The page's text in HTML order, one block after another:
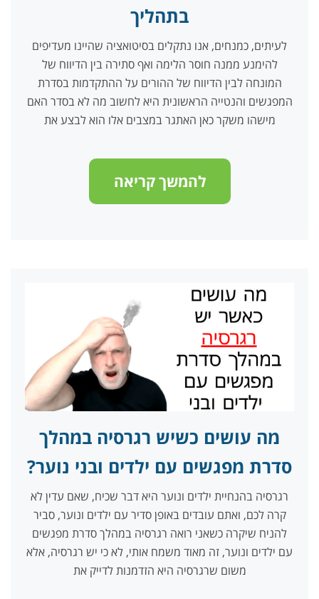
בתהליך
לעיתים, כמנחים, אנו נתקלים בסיטואציה שהיינו מעדיפים
להימנע ממנה חוסר הלימה ואף סתירה בין הדיווח של
המונחה לבין הדיווח של ההורים על ההתקדמות בסדרת
המפגשים והנטייה הראשונית היא לחשוב מה לא בסדר האם
מישהו משקר כאן האתגר במצבים אלו הוא לבצע את
להמשך קריאה
מה עושים כשיש רגרסיה במהלך
סדרת מפגשים עם ילדים ובני נוער?
רגרסיה בהנחיית ילדים ונוער היא דבר שכיח, שאם עדין לא
קרה לכם, ואתם עובדים באופן סדיר עם ילדים ונוער, סביר
להניח שיקרה כשאני רואה רגרסיה במהלך סדרת מפגשים
עם ילדים ונוער, זה מאוד משמח אותי, לא כי יש רגרסיה, אלא
משום שרגרסיה היא הזדמנות לדייק את